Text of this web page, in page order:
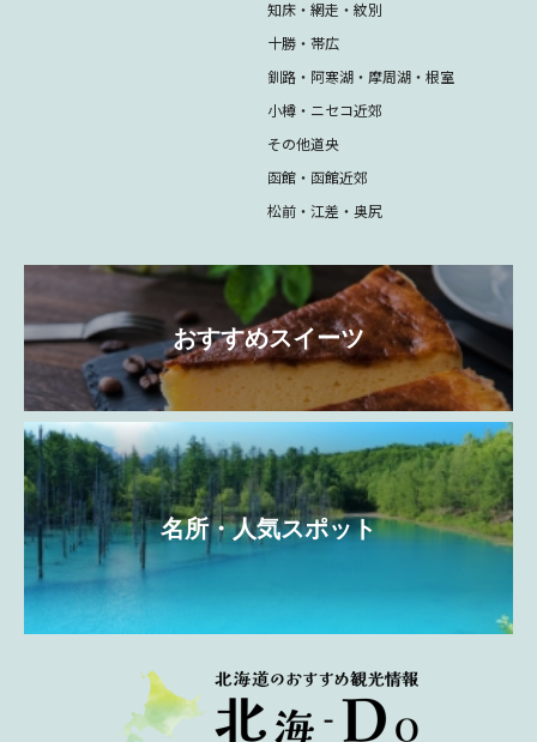
知床・網走・紋別
十勝・帯広
釧路・阿寒湖・摩周湖・根室
小樽・ニセコ近郊
その他道央
函館・函館近郊
松前・江差・奥尻
おすすめスイーツ
名所・人気スポット